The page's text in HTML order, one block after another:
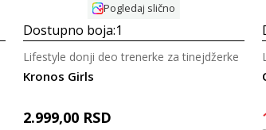
Pogledaj slično
Dostupno boja:1
Kronos Girls
Lifestyle donji deo trenerke za tinejdžerke
2.999,00 RSD